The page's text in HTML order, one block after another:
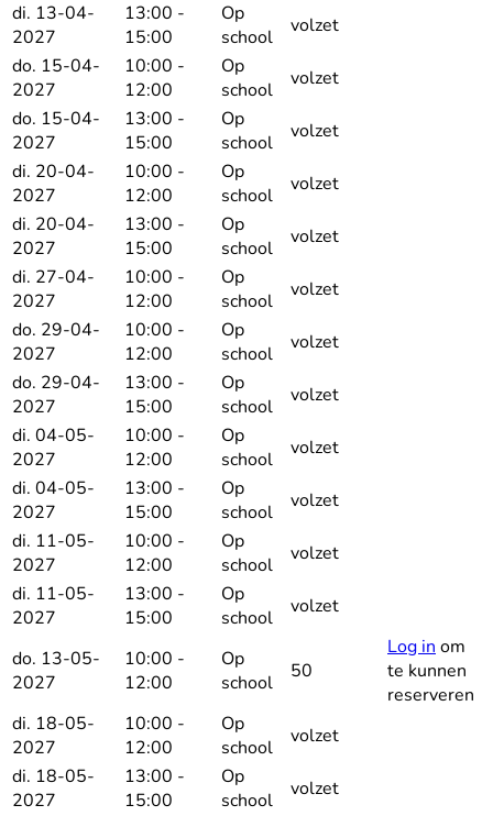
di. 13-04-
2027
13:00 -
15:00
Op
school
volzet
do. 15-04-
2027
10:00 -
12:00
Op
school
volzet
do. 15-04-
2027
13:00 -
15:00
Op
school
volzet
di. 20-04-
2027
10:00 -
12:00
Op
school
volzet
di. 20-04-
2027
13:00 -
15:00
Op
school
volzet
di. 27-04-
2027
10:00 -
12:00
Op
school
volzet
do. 29-04-
2027
10:00 -
12:00
Op
school
volzet
do. 29-04-
2027
13:00 -
15:00
Op
school
volzet
di. 04-05-
2027
10:00 -
12:00
Op
school
volzet
di. 04-05-
2027
13:00 -
15:00
Op
school
volzet
di. 11-05-
2027
10:00 -
12:00
Op
school
volzet
di. 11-05-
2027
13:00 -
15:00
Op
school
volzet
do. 13-05-
2027
10:00 -
12:00
Op
school
50
Log in om
te kunnen
reserveren
di. 18-05-
2027
10:00 -
12:00
Op
school
volzet
di. 18-05-
2027
13:00 -
15:00
Op
school
volzet